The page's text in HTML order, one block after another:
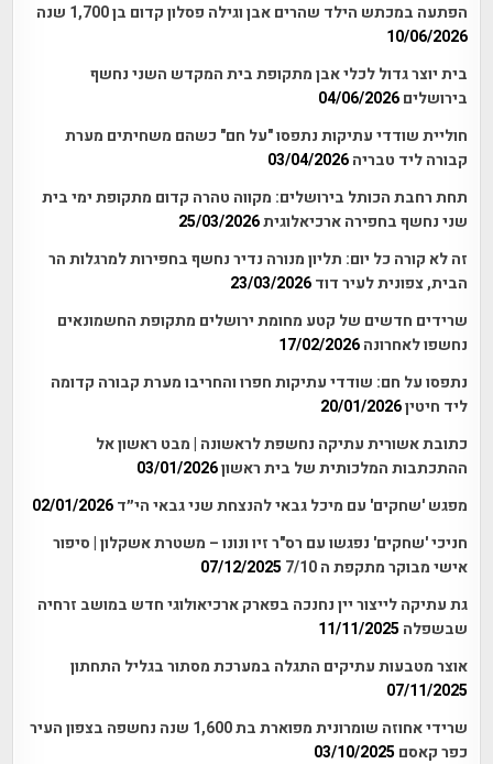
הפתעה במכתש הילד שהרים אבן וגילה פסלון קדום בן 1,700 שנה
10/06/2026
בית יוצר גדול לכלי אבן מתקופת בית המקדש השני נחשף
בירושלים 04/06/2026
חוליית שודדי עתיקות נתפסו "על חם" כשהם משחיתים מערת
קבורה ליד טבריה 03/04/2026
תחת רחבת הכותל בירושלים: מקווה טהרה קדום מתקופת ימי בית
שני נחשף בחפירה ארכיאלוגית25/03/2026
זה לא קורה כל יום: תליון מנורה נדיר נחשף בחפירות למרגלות הר
הבית, צפונית לעיר דוד 23/03/2026
שרידים חדשים של קטע מחומת ירושלים מתקופת החשמונאים
נחשפו לאחרונה 17/02/2026
נתפסו על חם: שודדי עתיקות חפרו והחריבו מערת קבורה קדומה
ליד חיטין20/01/2026
כתובת אשורית עתיקה נחשפת לראשונה | מבט ראשון אל
ההתכתבות המלכותית של בית ראשון03/01/2026
מפגש 'שחקים' עם מיכל גבאי להנצחת שני גבאי הי״ד 02/01/2026
חניכי 'שחקים' נפגשו עם רס"ר זיו ונונו – משטרת אשקלון | סיפור
אישי מבוקר מתקפת ה 7/10
07/12/2025
גת עתיקה לייצור יין נחנכה בפארק ארכיאולוגי חדש במושב זרחיה
שבשפלה 11/11/2025
אוצר מטבעות עתיקים התגלה במערכת מסתור בגליל התחתון
07/11/2025
שרידי אחוזה שומרונית מפוארת בת 1,600 שנה נחשפה בצפון העיר
כפר קאסם 03/10/2025